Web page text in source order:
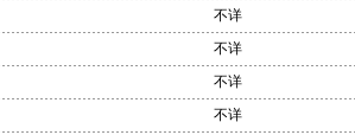
不详
不详
不详
不详